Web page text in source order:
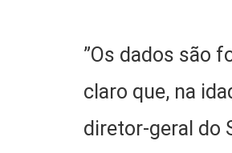
”Os dados são
claro que, na
diretor-geral do